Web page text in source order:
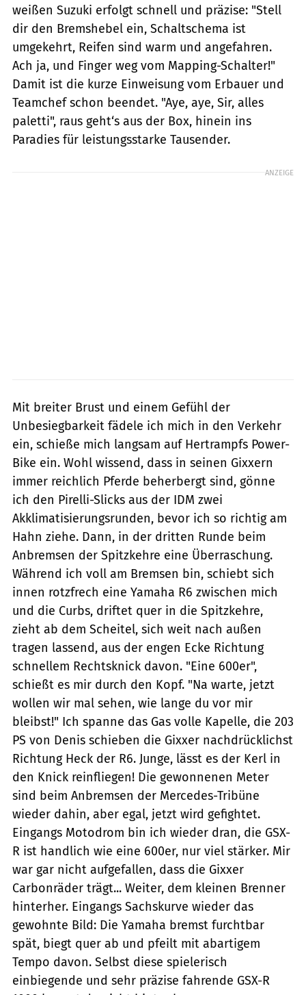
weißen Suzuki erfolgt schnell und präzise: "Stell
dir den Bremshebel ein, Schaltschema ist
umgekehrt, Reifen sind warm und angefahren.
Ach ja, und Finger weg vom Mapping-Schalter!"
Damit ist die kurze Einweisung vom Erbauer und
Teamchef schon beendet. "Aye, aye, Sir, alles
paletti", raus geht‘s aus der Box, hinein ins
Paradies für leistungsstarke Tausender.
ANZEIGE
Mit breiter Brust und einem Gefühl der
Unbesiegbarkeit fädele ich mich in den Verkehr
ein, schieße mich langsam auf Hertrampfs Power-
Bike ein. Wohl wissend, dass in seinen Gixxern
immer reichlich Pferde beherbergt sind, gönne
ich den Pirelli-Slicks aus der IDM zwei
Akklimatisierungsrunden, bevor ich so richtig am
Hahn ziehe. Dann, in der dritten Runde beim
Anbremsen der Spitzkehre eine Überraschung.
Während ich voll am Bremsen bin, schiebt sich
innen rotzfrech eine Yamaha R6 zwischen mich
und die Curbs, driftet quer in die Spitzkehre,
zieht ab dem Scheitel, sich weit nach außen
tragen lassend, aus der engen Ecke Richtung
schnellem Rechtsknick davon. "Eine 600er",
schießt es mir durch den Kopf. "Na warte, jetzt
wollen wir mal sehen, wie lange du vor mir
bleibst!" Ich spanne das Gas volle Kapelle, die 203
PS von Denis schieben die Gixxer nachdrücklichst
Richtung Heck der R6. Junge, lässt es der Kerl in
den Knick reinfliegen! Die gewonnenen Meter
sind beim Anbremsen der Mercedes-Tribüne
wieder dahin, aber egal, jetzt wird gefightet.
Eingangs Motodrom bin ich wieder dran, die GSX-
R ist handlich wie eine 600er, nur viel stärker. Mir
war gar nicht aufgefallen, dass die Gixxer
Carbonräder trägt... Weiter, dem kleinen Brenner
hinterher. Eingangs Sachskurve wieder das
gewohnte Bild: Die Yamaha bremst furchtbar
spät, biegt quer ab und pfeilt mit abartigem
Tempo davon. Selbst diese spielerisch
einbiegende und sehr präzise fahrende GSX-R